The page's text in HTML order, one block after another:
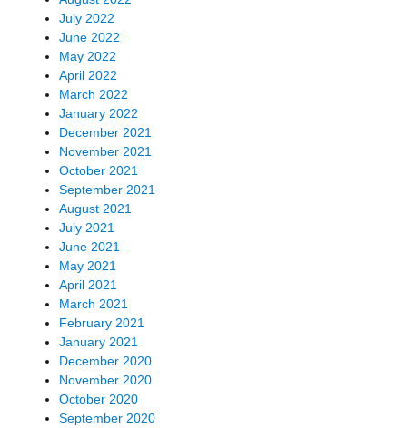
July 2022
June 2022
May 2022
April 2022
March 2022
January 2022
December 2021
November 2021
October 2021
September 2021
August 2021
July 2021
June 2021
May 2021
April 2021
March 2021
February 2021
January 2021
December 2020
November 2020
October 2020
September 2020